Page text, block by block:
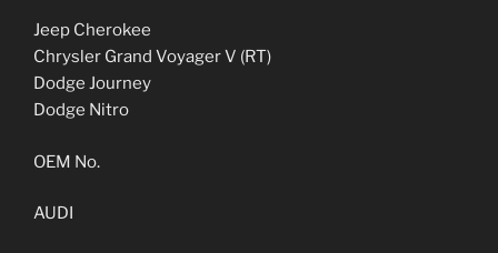
Jeep Cherokee
Chrysler Grand Voyager V (RT)
Dodge Journey
Dodge Nitro
OEM No.
AUDI